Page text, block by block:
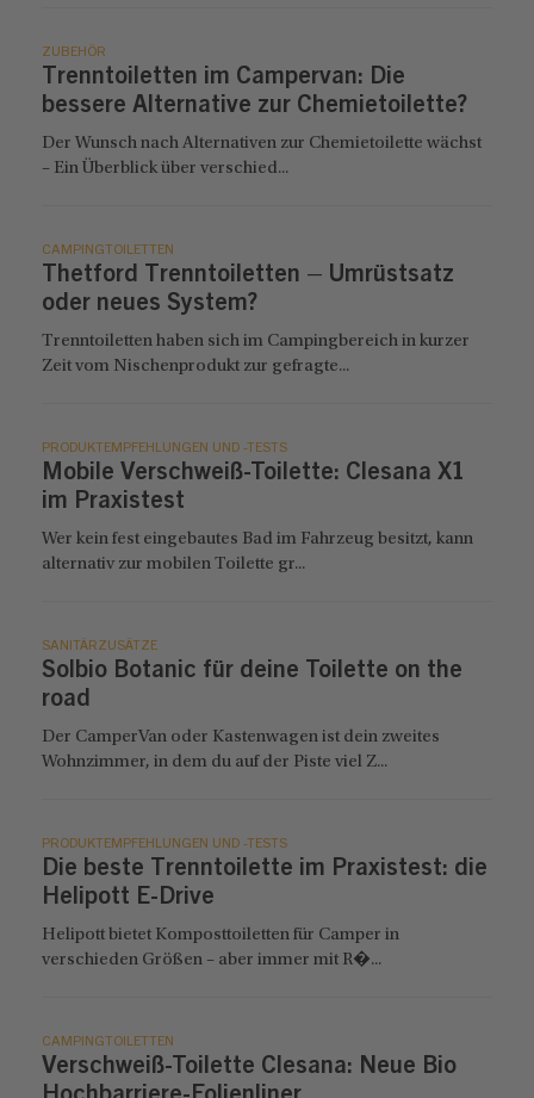
ZUBEHÖR
Trenntoiletten im Campervan: Die
bessere Alternative zur Chemietoilette?
Der Wunsch nach Alternativen zur Chemietoilette wächst
– Ein Überblick über verschied...
CAMPINGTOILETTEN
Thetford Trenntoiletten – Umrüstsatz
oder neues System?
Trenntoiletten haben sich im Campingbereich in kurzer
Zeit vom Nischenprodukt zur gefragte...
PRODUKTEMPFEHLUNGEN UND -TESTS
Mobile Verschweiß-Toilette: Clesana X1
im Praxistest
Wer kein fest eingebautes Bad im Fahrzeug besitzt, kann
alternativ zur mobilen Toilette gr...
SANITÄRZUSÄTZE
Solbio Botanic für deine Toilette on the
road
Der CamperVan oder Kastenwagen ist dein zweites
Wohnzimmer, in dem du auf der Piste viel Z...
PRODUKTEMPFEHLUNGEN UND -TESTS
Die beste Trenntoilette im Praxistest: die
Helipott E-Drive
Helipott bietet Komposttoiletten für Camper in
verschieden Größen – aber immer mit R�...
CAMPINGTOILETTEN
Verschweiß-Toilette Clesana: Neue Bio